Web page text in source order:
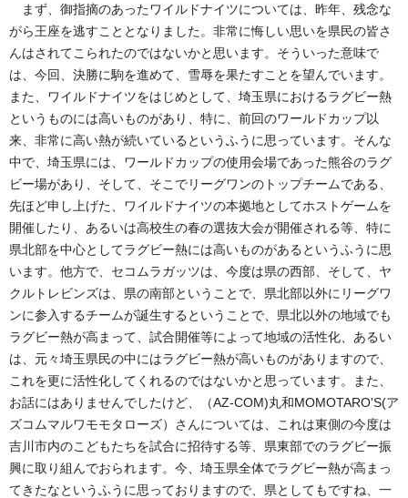
まず、御指摘のあったワイルドナイツについては、昨年、残念な
がら王座を逃すこととなりました。非常に悔しい思いを県民の皆さ
んはされてこられたのではないかと思います。そういった意味で
は、今回、決勝に駒を進めて、雪辱を果たすことを望んでいます。
また、ワイルドナイツをはじめとして、埼玉県におけるラグビー熱
というものには高いものがあり、特に、前回のワールドカップ以
来、非常に高い熱が続いているというふうに思っています。そんな
中で、埼玉県には、ワールドカップの使用会場であった熊谷のラグ
ビー場があり、そして、そこでリーグワンのトップチームである、
先ほど申し上げた、ワイルドナイツの本拠地としてホストゲームを
開催したり、あるいは高校生の春の選抜大会が開催される等、特に
県北部を中心としてラグビー熱には高いものがあるというふうに思
います。他方で、セコムラガッツは、今度は県の西部、そして、ヤ
クルトレビンズは、県の南部ということで、県北部以外にリーグワ
ンに参入するチームが誕生するということで、県北以外の地域でも
ラグビー熱が高まって、試合開催等によって地域の活性化、あるい
は、元々埼玉県民の中にはラグビー熱が高いものがありますので、
これを更に活性化してくれるのではないかと思っています。また、
お話にはありませんでしたけど、（AZ-COM)丸和MOMOTARO'S(ア
ズコムマルワモモタローズ）さんについては、これは東側の今度は
吉川市内のこどもたちを試合に招待する等、県東部でのラグビー振
興に取り組んでおられます。今、埼玉県全体でラグビー熱が高まっ
てきたなというふうに思っておりますので、県としてもですね、一